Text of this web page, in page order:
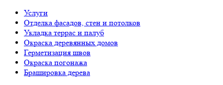
Услуги
Отделка фасадов, стен и потолков
Укладка террас и палуб
Окраска деревянных домов
Герметизация швов
Окраска погонажа
Брашировка дерева